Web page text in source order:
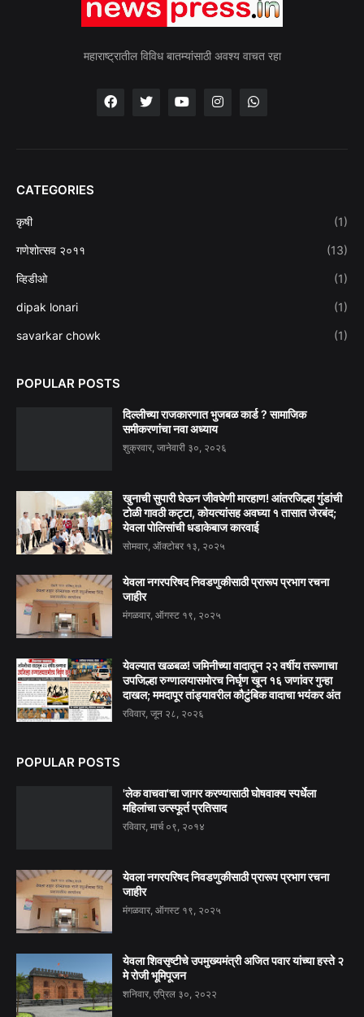
महाराष्ट्रातील विविध बातम्यांसाठी अवश्य वाचत रहा
CATEGORIES
कृषी (1)
गणेशोत्सव २०११ (13)
व्हिडीओ (1)
dipak lonari (1)
savarkar chowk (1)
POPULAR POSTS
दिल्लीच्या राजकारणात भुजबळ कार्ड ? सामाजिक
समीकरणांचा नवा अध्याय
शुक्रवार, जानेवारी ३०, २०२६
खुनाची सुपारी घेऊन जीवघेणी मारहाण! आंतरजिल्हा गुंडांची
टोळी गावठी कट्टा, कोयत्यांसह अवघ्या १ तासात जेरबंद;
येवला पोलिसांची धडाकेबाज कारवाई
सोमवार, ऑक्टोबर १३, २०२५
येवला नगरपरिषद निवडणुकीसाठी प्रारूप प्रभाग रचना
जाहीर
मंगळवार, ऑगस्ट १९, २०२५
येवल्यात खळबळ! जमिनीच्या वादातून २२ वर्षीय तरूणाचा
उपजिल्हा रुग्णालयासमोरच निर्घृण खून १६ जणांवर गुन्हा
दाखल; ममदापूर तांड्यावरील कौटुंबिक वादाचा भयंकर अंत
रविवार, जून २८, २०२६
POPULAR POSTS
'लेक वाचवा'चा जागर करण्यासाठी घोषवाक्य स्पर्धेला
महिलांचा उत्स्फूर्त प्रतिसाद
रविवार, मार्च ०९, २०१४
येवला नगरपरिषद निवडणुकीसाठी प्रारूप प्रभाग रचना
जाहीर
मंगळवार, ऑगस्ट १९, २०२५
येवला शिवसृष्टीचे उपमुख्यमंत्री अजित पवार यांच्या हस्ते २
मे रोजी भूमिपूजन
शनिवार, एप्रिल ३०, २०२२